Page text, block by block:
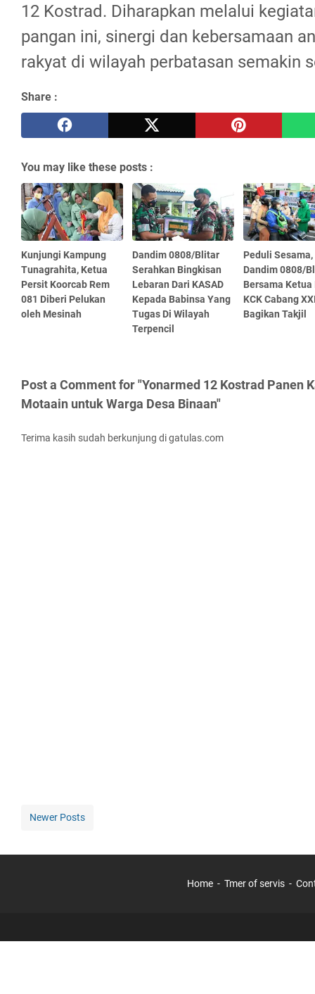
12 Kostrad. Diharapkan melalui
pangan ini, sinergi dan kebersamaan
rakyat di wilayah perbatasan semakin
Share :
You may like these posts :
Kunjungi Kampung
Tunagrahita, Ketua
Persit Koorcab Rem
081 Diberi Pelukan
oleh Mesinah
Dandim 0808/Blitar
Serahkan Bingkisan
Lebaran Dari KASAD
Kepada Babinsa Yang
Tugas Di Wilayah
Terpencil
Peduli Sesama,
Dandim 0808/
Bersama Ketua
KCK Cabang
Bagikan Takjil
Post a Comment for "Yonarmed 12 Kostrad Panen
Motaain untuk Warga Desa Binaan"
Terima kasih sudah berkunjung di gatulas.com
Newer Posts
Home Tmer of servis